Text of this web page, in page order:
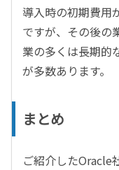
導入時の初期費用
ですが、その後の
業の多くは長期的
が多数あります。
まとめ
ご紹介したOracle